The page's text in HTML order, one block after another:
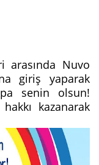
arasında Nuvo
giriş yaparak
senin olsun!
kazanarak